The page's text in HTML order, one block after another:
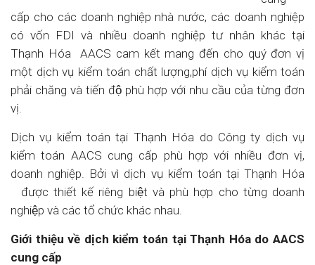
cấp cho các doanh nghiệp nhà nước, các doanh nghiệp
có vốn FDI và nhiều doanh nghiệp tư nhân khác tại
Thạnh Hóa AACS cam kết mang đến cho quý đơn vị
một dịch vụ kiểm toán chất lượng,phí dịch vụ kiểm toán
phải chăng và tiến độ phù hợp với nhu cầu của từng đơn
vị.
Dịch vụ kiểm toán tại Thạnh Hóa do Công ty dịch vụ
kiểm toán AACS cung cấp phù hợp với nhiều đơn vị,
doanh nghiệp. Bởi vì dịch vụ kiểm toán tại Thạnh Hóa
được thiết kế riêng biệt và phù hợp cho từng doanh
nghiệp và các tổ chức khác nhau.
Giới thiệu về dịch kiểm toán tại Thạnh Hóa do AACS
cung cấp